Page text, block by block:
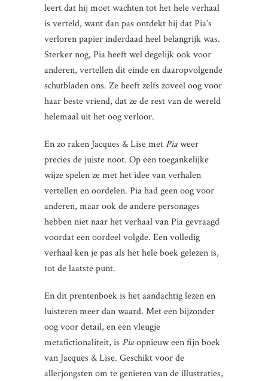
leert dat hij moet wachten tot het hele verhaal
is verteld, want dan pas ontdekt hij dat Pia’s
verloren papier inderdaad heel belangrijk was.
Sterker nog, Pia heeft wel degelijk ook voor
anderen, vertellen dit einde en daaropvolgende
schutbladen ons. Ze heeft zelfs zoveel oog voor
haar beste vriend, dat ze de rest van de wereld
helemaal uit het oog verloor.
En zo raken Jacques & Lise metPiaweer
precies de juiste noot. Op een toegankelijke
wijze spelen ze met het idee van verhalen
vertellen en oordelen. Pia had geen oog voor
anderen, maar ook de andere personages
hebben niet naar het verhaal van Pia gevraagd
voordat een oordeel volgde. Een volledig
verhaal ken je pas als het hele boek gelezen is,
tot de laatste punt.
En dit prentenboek is het aandachtig lezen en
luisteren meer dan waard. Met een bijzonder
oog voor detail, en een vleugje
metafictionaliteit, is Piaopnieuw een fijn boek
van Jacques & Lise. Geschikt voor de
allerjongsten om te genieten van de illustraties,